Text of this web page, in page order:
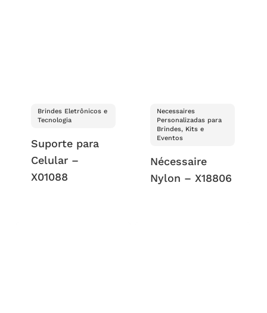
Brindes Eletrônicos e
Tecnologia
Suporte para
Celular –
X01088
Necessaires
Personalizadas para
Brindes, Kits e
Eventos
Nécessaire
Nylon – X18806